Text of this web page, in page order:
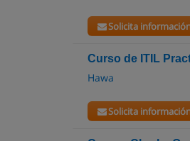
Solicita
Curso de ITIL
Hawa
Solicita